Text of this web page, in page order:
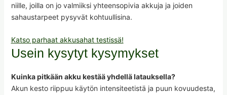
niille, joilla on jo valmiiksi yhteensopivia akkuja ja joiden
sahaustarpeet pysyvät kohtuullisina.
Katso parhaat akkusahat testissä!
Usein kysytyt kysymykset
Kuinka pitkään akku kestää yhdellä latauksella?
Akun kesto riippuu käytön intensiteetistä ja puun kovuudesta,